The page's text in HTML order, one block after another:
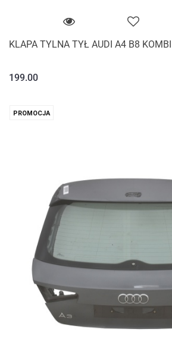
KLAPA TYLNA TYŁ AUDI A4 B8 KOMBI
199.00
PROMOCJA